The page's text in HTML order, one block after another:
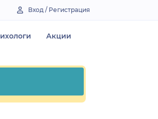
Вход / Регистрация
Акции